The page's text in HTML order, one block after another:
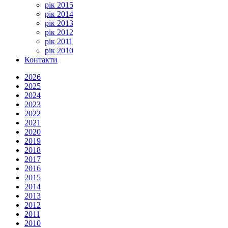
рік 2015
рік 2014
рік 2013
рік 2012
рік 2011
рік 2010
Контакти
2026
2025
2024
2023
2022
2021
2020
2019
2018
2017
2016
2015
2014
2013
2012
2011
2010